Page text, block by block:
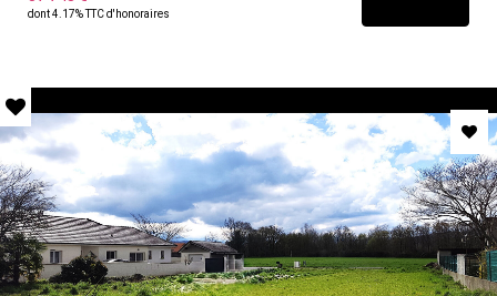
et commodités à pied (Halles, école, pharmacie, Safran,
dont 4.17% TTC d'honoraires